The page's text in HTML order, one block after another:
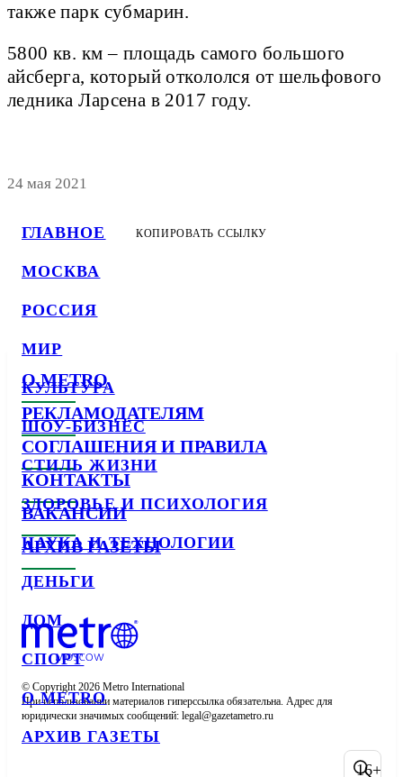
ГЛАВНОЕ
МОСКВА
РОССИЯ
МИР
КУЛЬТУРА
ШОУ-БИЗНЕС
СТИЛЬ ЖИЗНИ
ЗДОРОВЬЕ И ПСИХОЛОГИЯ
НАУКА И ТЕХНОЛОГИИ
ДЕНЬГИ
ДОМ
СПОРТ
О METRO
АРХИВ ГАЗЕТЫ
также парк субмарин.
5800 кв. км – площадь самого большого
айсберга, который откололся от шельфового
ледника Ларсена в 2017 году.
24 мая 2021
КОПИРОВАТЬ ССЫЛКУ
О METRO
РЕКЛАМОДАТЕЛЯМ
СОГЛАШЕНИЯ И ПРАВИЛА
КОНТАКТЫ
ВАКАНСИИ
АРХИВ ГАЗЕТЫ
© Copyright 2026 Metro International
При использовании материалов гиперссылка обязательна. Адрес для
юридически значимых сообщений:
16+